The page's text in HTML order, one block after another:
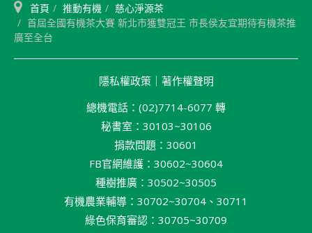
首頁 推動有機
慈心淨源茶
首屆全國有機茶大賽 新北市獲雙冠王 市長侯友宜期待有機茶推
廣至全台
隱私權政策｜ 著作權聲明
總機電話：(02)7714-6077 轉
秘書室：30103~30106
捐款問題：30601
FB官網維護：30602~30604
種樹推廣：30502~30505
有機農業輔導：30702~30704、30711
綠色保育審認：30705~30709